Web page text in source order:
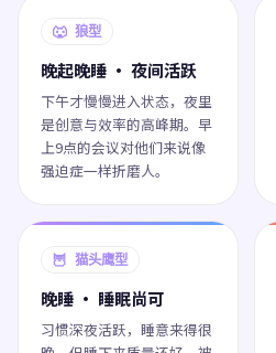
🐺 狼型
晚起晚睡 · 夜间活跃
下午才慢慢进入状态，夜里
是创意与效率的高峰期。早
上9点的会议对他们来说像
强迫症一样折磨人。
🦉 猫头鹰型
晚睡 · 睡眠尚可
习惯深夜活跃，睡意来得很